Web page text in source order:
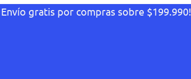
gratis por compras sobre $199.990!